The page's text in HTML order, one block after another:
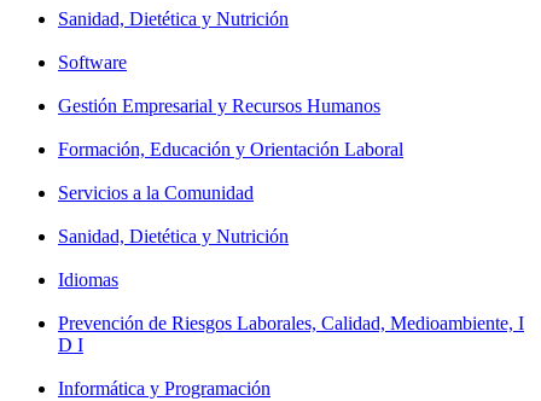
Sanidad, Dietética y Nutrición
Software
Gestión Empresarial y Recursos Humanos
Formación, Educación y Orientación Laboral
Servicios a la Comunidad
Sanidad, Dietética y Nutrición
Idiomas
Prevención de Riesgos Laborales, Calidad, Medioambiente, I
D I
Informática y Programación